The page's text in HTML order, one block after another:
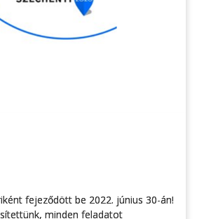
fejeződött be 2022. június 30-án!
minden feladatot